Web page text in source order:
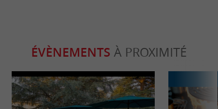
ÉVÈNEMENTS À PROXIMITÉ